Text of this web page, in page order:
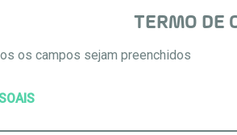
TERMO DE
os campos sejam preenchidos